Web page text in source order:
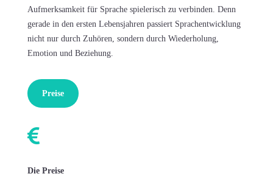
Aufmerksamkeit für Sprache spielerisch zu verbinden. Denn
gerade in den ersten Lebensjahren passiert Sprachentwicklung
nicht nur durch Zuhören, sondern durch Wiederholung,
Emotion und Beziehung.
Preise

Die Preise